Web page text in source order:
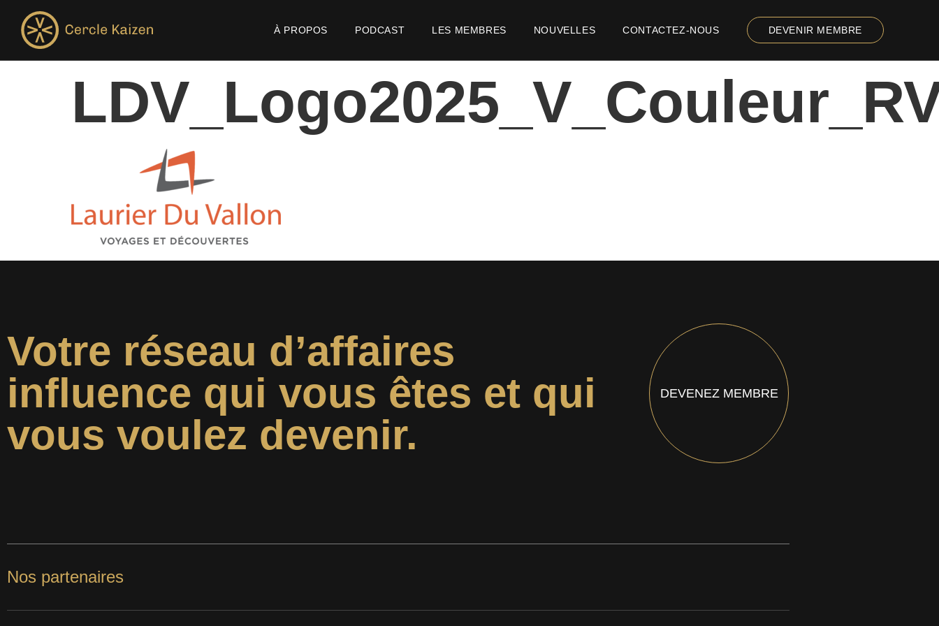
À PROPOS PODCAST LES MEMBRES NOUVELLES CONTACTEZ-NOUS DEVENIR MEMBRE
Votre réseau d’affaires
influence qui vous êtes et qui
vous voulez devenir.
DEVENEZ MEMBRE
Nos partenaires